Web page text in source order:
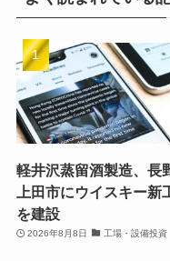
軽井沢蒸留酒製造、長
上田市にウイスキー新
を建設
2026年8月8日 工場・設備投資